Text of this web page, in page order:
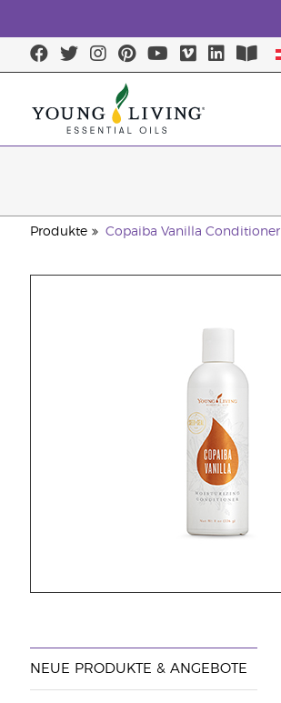
Produkte Copaiba Vanilla Conditioner
NEUE PRODUKTE & ANGEBOTE